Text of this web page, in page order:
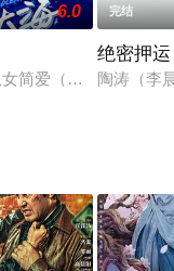
之下得到了一张名
6.0
简爱（刘涛 饰）辗
完结
绝密押运
陶涛（李